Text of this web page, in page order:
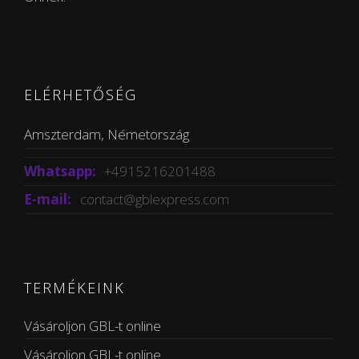
ELÉRHETŐSÉG
Amszterdam, Németország
Whatsapp: +4915216201488
E-mail: contact@gblexpress.com
TERMÉKEINK
Vásároljon GBL-t online
Vásároljon GBL-t online